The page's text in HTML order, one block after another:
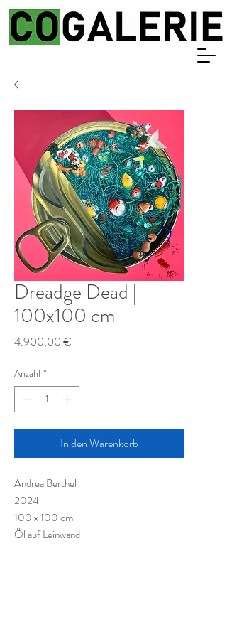
Dreadge Dead |
100x100 cm
4.900,00 €
Anzahl *
In den Warenkorb
Andrea Berthel
2024
100 x 100 cm
Öl auf Leinwand